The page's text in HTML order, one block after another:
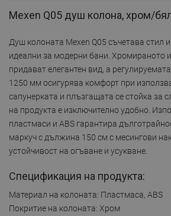
Mexen Q05 душ колона, хром/
Душ колоната Mexen Q05 съчетава стил
идеални за модерни бани. Хромираното
придават елегантен вид, а
1250 мм осигурява комфорт при
сапунерката и плъзгащата се стойка за
на продукта е изключително удобно.
пластмаси и ABS гарантира
маркуч с дължина 150 см с месингови
устойчивост на огъване и усукване.
Спецификация на продукта:
Материал на колоната: Пластмаса, ABS
Покритие на колоната: Хром